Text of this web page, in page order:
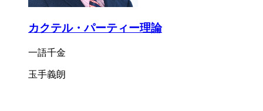
カクテル・パーティー理論
一語千金
玉手義朗